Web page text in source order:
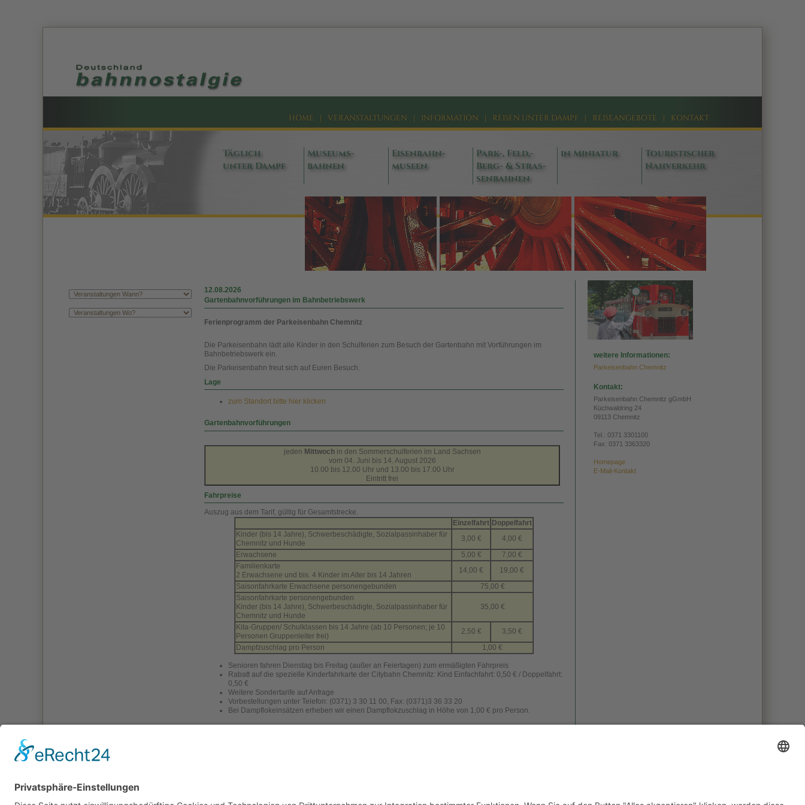
HOME | VERANSTALTUNGEN | INFORMATION | REISEN UNTER DAMPF | REISEANGEBOTE | KONTAKT
Täglich
unter Dampf
Museums-
bahnen
Eisenbahn-
museen
Park-, Feld,-
Berg- & Stras-
senbahnen
in Miniatur
Touristischer
Nahverkehr
12.08.2026
Gartenbahnvorführungen im Bahnbetriebswerk
Ferienprogramm der Parkeisenbahn Chemnitz
Die Parkeisenbahn lädt alle Kinder in den Schulferien zum Besuch der Gartenbahn mit Vorführungen im
Bahnbetriebswerk ein.
Die Parkeisenbahn freut sich auf Euren Besuch.
Lage
zum Standort bitte hier klicken
Gartenbahnvorführungen
jeden Mittwochin den Sommerschulferien im Land Sachsen
vom 04. Juni bis 14. August 2026
10.00 bis 12.00 Uhr und 13.00 bis 17.00 Uhr
Eintritt frei
Fahrpreise
Auszug aus dem Tarif, gültig für Gesamtstrecke.
Einzelfahrt Doppelfahrt
Kinder (bis 14 Jahre), Schwerbeschädigte, Sozialpassinhaber für
Chemnitz und Hunde
3,00 €
4,00 €
Erwachsene
5,00 €
7,00 €
Familienkarte
2 Erwachsene und bis. 4 Kinder im Alter bis 14 Jahren
14,00 €
19,00 €
Saisonfahrkarte Erwachsene personengebunden
75,00 €
Saisonfahrkarte personengebunden
Kinder (bis 14 Jahre), Schwerbeschädigte, Sozialpassinhaber für
Chemnitz und Hunde
35,00 €
Kita-Gruppen/ Schulklassen bis 14 Jahre (ab 10 Personen; je 10
Personen Gruppenleiter frei)
2,50 €
3,50 €
Dampfzuschlag pro Person
1,00 €
Senioren fahren Dienstag bis Freitag (außer an Feiertagen) zum ermäßigten Fahrpreis
Rabatt auf die spezielle Kinderfahrkarte der Citybahn Chemnitz: Kind Einfachfahrt: 0,50 € / Doppelfahrt:
0,50 €
Weitere Sondertarife auf Anfrage
Vorbestellungen unter Telefon: (0371) 3 30 11 00, Fax: (0371)3 36 33 20
Bei Dampflokeinsätzen erheben wir einen Dampflokzuschlag in Höhe von 1,00 € pro Person.
weitere Informationen:
Parkeisenbahn Chemnitz
Kontakt:
Parkeisenbahn Chemnitz gGmbH
Küchwaldring 24
09113 Chemnitz
Tel.: 0371 3301100
Fax: 0371 3363320
Homepage
E-Mail-Kontakt